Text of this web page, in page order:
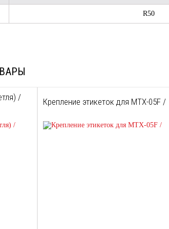
R50
/
Крепление этикеток для MTX-05F /